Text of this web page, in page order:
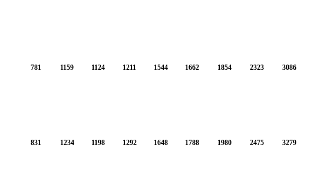
781 1159 1124 1211 1544 1662 1854 2323 3086
831 1234 1198 1292 1648 1788 1980 2475 3279